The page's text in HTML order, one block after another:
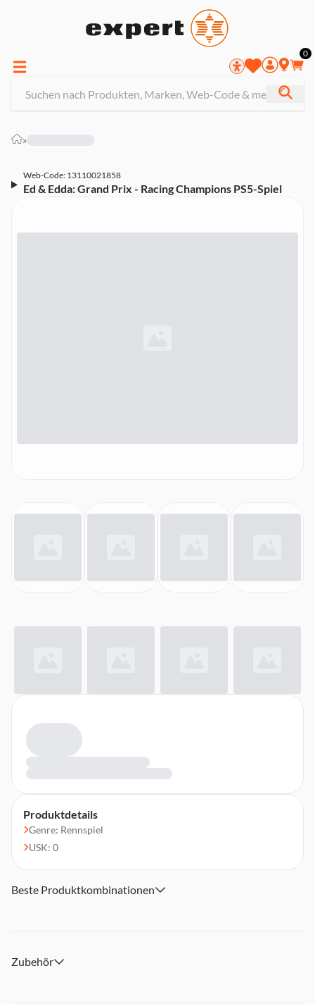
0
»
Web-Code: 13110021858
Ed & Edda: Grand Prix - Racing Champions PS5-Spiel
Produktdetails
Genre: Rennspiel
USK: 0
Beste Produktkombinationen
Zubehör